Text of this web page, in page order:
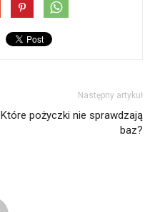
Następny artykuł
Które pożyczki nie sprawdzają
baz?